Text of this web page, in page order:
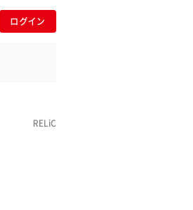
ログイン
RELiC